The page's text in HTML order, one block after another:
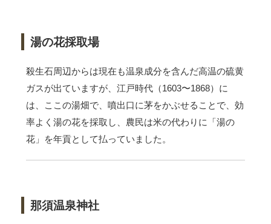
湯の花採取場
殺生石周辺からは現在も温泉成分を含んだ高温の硫黄
ガスが出ていますが、江戸時代（1603〜1868）に
は、ここの湯畑で、噴出口に茅をかぶせることで、効
率よく湯の花を採取し、農民は米の代わりに「湯の
花」を年貢として払っていました。
那須温泉神社